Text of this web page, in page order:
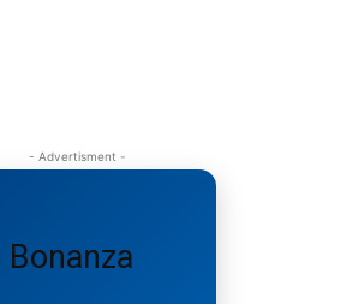
- Advertisment -